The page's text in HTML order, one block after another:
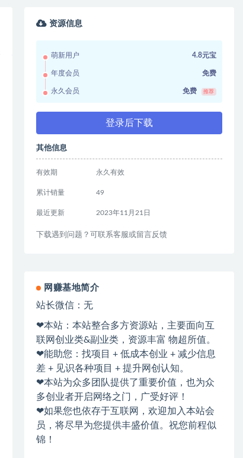
资源信息
萌新用户 4.8元宝
年度会员 免费
永久会员 免费 推荐
登录后下载
其他信息
有效期 永久有效
累计销量 49
最近更新 2023年11月21日
下载遇到问题？可联系客服或留言反馈
网赚基地简介
站长微信：无
❤本站：本站整合多方资源站，主要面向互
联网创业类&副业类，资源丰富 物超所值。
❤能助您：找项目 + 低成本创业 + 减少信息
差 + 见识各种项目 + 提升网创认知。
❤本站为众多团队提供了重要价值，也为众
多创业者开启网络之门，广受好评！
❤如果您也依存于互联网，欢迎加入本站会
员，将尽早为您提供丰盛价值。祝您前程似
锦！